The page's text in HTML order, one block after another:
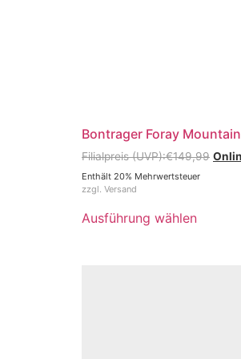
Bontrager Foray Mountain
€149,99
Enthält 20% Mehrwertsteuer
zzgl. Versand
Ausführung wählen